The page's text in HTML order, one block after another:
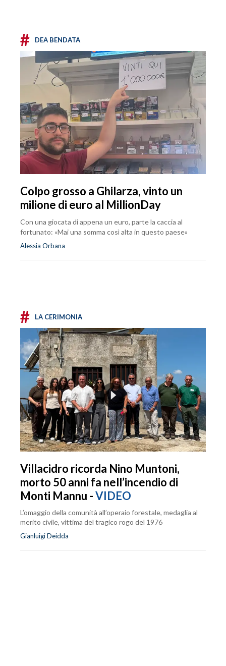
# DEA BENDATA
Colpo grosso a Ghilarza, vinto un
milione di euro al MillionDay
Con una giocata di appena un euro, parte la caccia al
fortunato: «Mai una somma così alta in questo paese»
Alessia Orbana
# LA CERIMONIA
Villacidro ricorda Nino Muntoni,
morto 50 anni fa nell’incendio di
Monti Mannu -VIDEO
L’omaggio della comunità all’operaio forestale, medaglia al
merito civile, vittima del tragico rogo del 1976
Gianluigi Deidda